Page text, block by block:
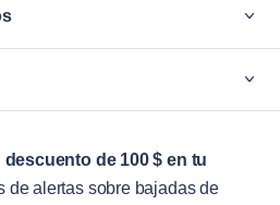
de 100 $ en tu
de alertas sobre bajadas de